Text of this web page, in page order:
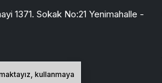
1371. Sokak No:21 Yenimahalle -
kullanmaya